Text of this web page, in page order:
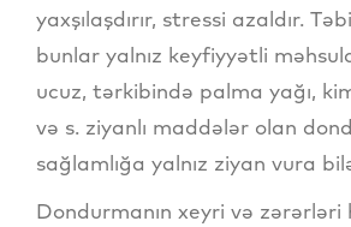
yaxşılaşdırır, stressi azaldır.
bunlar yalnız keyfiyyətli
ucuz, tərkibində palma yağı,
və s. ziyanlı maddələr olan
sağlamlığa yalnız ziyan vura
Dondurmanın xeyri və zərərləri